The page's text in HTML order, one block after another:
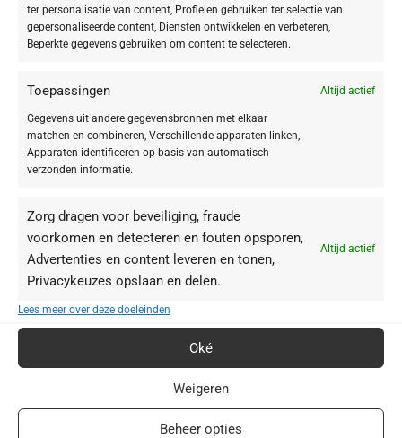
ter personalisatie van content, Profielen gebruiken ter selectie van
gepersonaliseerde content, Diensten ontwikkelen en verbeteren,
Beperkte gegevens gebruiken om content te selecteren.
Toepassingen Altijd actief
Gegevens uit andere gegevensbronnen met elkaar
matchen en combineren, Verschillende apparaten linken,
Apparaten identificeren op basis van automatisch
verzonden informatie.
Zorg dragen voor beveiliging, fraude
voorkomen en detecteren en fouten opsporen,
Advertenties en content leveren en tonen,
Privacykeuzes opslaan en delen.
Altijd actief
Lees meer over deze doeleinden
Oké
Weigeren
Beheer opties
SOORT PRODUCT
Make-up
SOORT MAKE-UP
VEGAN
25,90 €20,72